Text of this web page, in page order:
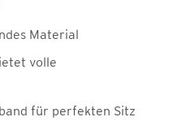
Material
volle
für perfekten Sitz